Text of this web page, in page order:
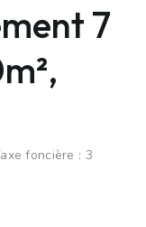
7
foncière : 3